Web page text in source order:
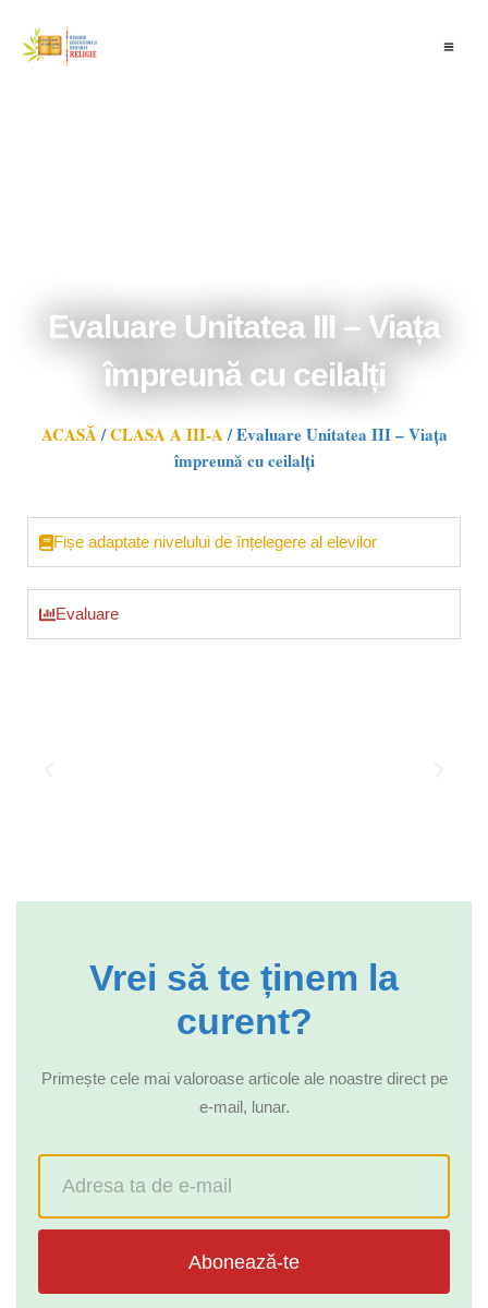
content
Evaluare Unitatea III – Viața
împreună cu ceilalți
ACASĂ/CLASA A III-A/Evaluare Unitatea III – Viața
împreună cu ceilalți
Fișe adaptate nivelului de înțelegere al elevilor
Evaluare
Vrei să te ținem la
curent?
Primește cele mai valoroase articole ale noastre direct pe
e-mail, lunar.
Abonează-te